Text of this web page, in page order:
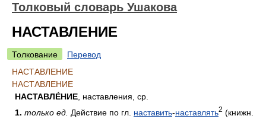
Толковый словарь Ушакова
НАСТАВЛЕНИЕ
Толкование
Перевод
НАСТАВЛЕНИЕ
НАСТАВЛЕНИЕ
НАСТАВЛЕ́НИЕ , наставления, ср.
1. только ед. Действие по гл. наставить-наставлять2 (книжн.